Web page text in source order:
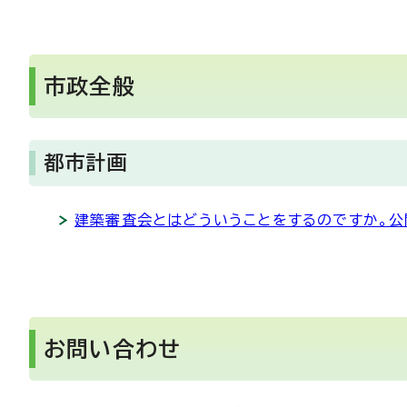
市政全般
都市計画
建築審査会とはどういうことをするのですか。公
お問い合わせ